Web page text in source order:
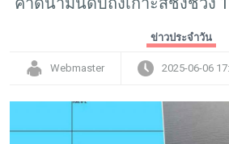
ข่าวประจำวัน
Webmaster 2025-06-06